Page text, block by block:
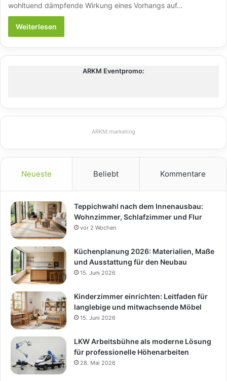
wohltuend dämpfende Wirkung eines Vorhangs auf…
Weiterlesen
ARKM Eventpromo:
ARKM.marketing
Neueste Beliebt Kommentare
Teppichwahl nach dem Innenausbau:
Wohnzimmer, Schlafzimmer und Flur
vor 2 Wochen
Küchenplanung 2026: Materialien, Maße
und Ausstattung für den Neubau
15. Juni 2026
Kinderzimmer einrichten: Leitfaden für
langlebige und mitwachsende Möbel
15. Juni 2026
LKW Arbeitsbühne als moderne Lösung
für professionelle Höhenarbeiten
28. Mai 2026